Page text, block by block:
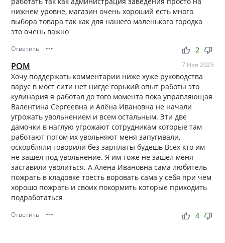
нижнем уровне, магазин очень хороший есть много
выбора товара так как для нашего маленького городка
это очень важно
Ответить ••• thumb_up thumb_down
2
РОМ 7 Ноя 2025
Хочу поддержать комментарии ниже хуже руководства
варус в мост сити нет нигде горький опыт работы это
кулинария я работал до того момента пока управляющая
Валентина Сергеевна и Алёна Ивановна не начали
угрожать увольнением и всем остальным. Эти две
дамочки в наглую угрожают сотрудникам которые там
работают потом их увольняют меня запугивали,
оскорбляли говорили без зарплаты будешь Всех кто им
не зашел под увольнение. Я им тоже не зашел меня
заставили уволиться. А Алёна Ивановна сама любитель
пожрать в кладовке тоесть воровать сама у себя при чем
хорошо пожрать и своих покормить которые приходить
подработаться
Ответить ••• thumb_up thumb_down
4